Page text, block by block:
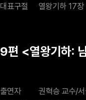
대표구절
열왕기하 17
9편 <열왕기하:
출연자
권혁승 교수/